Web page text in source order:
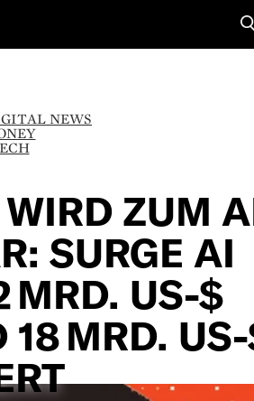
NEWS
ZUM
SURGE AI
MRD. US-$
18 MRD.